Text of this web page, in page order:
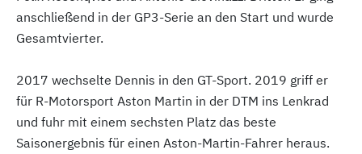
anschließend in der GP3-Serie an den Start und wurde
Gesamtvierter.
2017 wechselte Dennis in den GT-Sport. 2019 griff er
für R-Motorsport Aston Martin in der DTM ins Lenkrad
und fuhr mit einem sechsten Platz das beste
Saisonergebnis für einen Aston-Martin-Fahrer heraus.